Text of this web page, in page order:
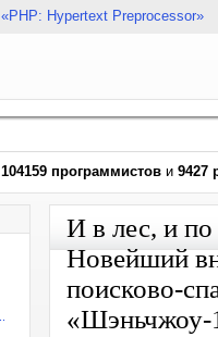
«PHP: Hypertext Preprocessor»
104159 программистов и 9427
И в лес, и по
Новейший
поисково-
«Шэньчжоу-